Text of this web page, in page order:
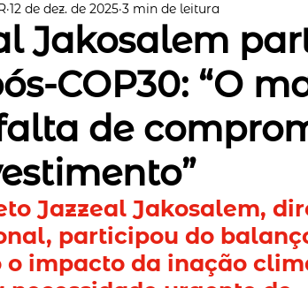
Jakosalem
COP30: “O
de
12 de dez. de 2025 3 min de leitura
Jazzeal Jakosalem,
participou do
o impacto da inação